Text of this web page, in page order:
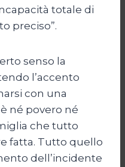
totale di
preciso”.
senso la
l’accento
con una
né povero né
che tutto
fatta. Tutto quello
dell’incidente